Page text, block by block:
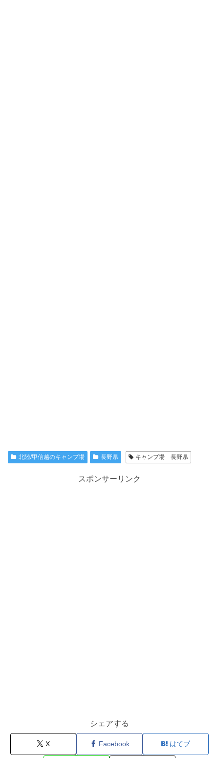
北陸/甲信越のキャンプ場 長野県 キャンプ場 長野県
スポンサーリンク
シェアする
X Facebook はてブ